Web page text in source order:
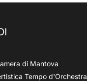
di Mantova
Tempo d'Orchestra